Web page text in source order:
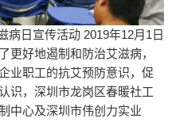
日宣传活动 2019年12月1日
更好地遏制和防治艾滋病，
业职工的抗艾预防意识，促
识，深圳市龙岗区春暖社工
中心及深圳市伟创力实业